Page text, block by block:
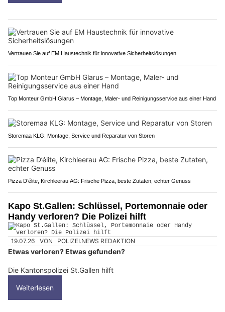
Vertrauen Sie auf EM Haustechnik für innovative Sicherheitslösungen
Top Monteur GmbH Glarus – Montage, Maler- und Reinigungsservice aus einer Hand
Storemaa KLG: Montage, Service und Reparatur von Storen
Pizza D’élite, Kirchleerau AG: Frische Pizza, beste Zutaten, echter Genuss
Kapo St.Gallen: Schlüssel, Portemonnaie oder
Handy verloren? Die Polizei hilft
19.07.26 VON POLIZEI.NEWS REDAKTION
Etwas verloren? Etwas gefunden?
Die Kantonspolizei St.Gallen hilft
Weiterlesen